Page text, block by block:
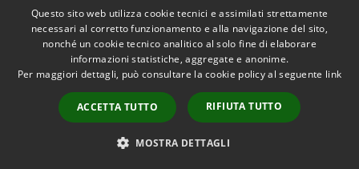
Accessibilità
Copyright © 2026 • Comune di
Santo Stefano di Cadore •
Powered byMunicipium
Accesso redazione
Questo sito web utilizza cookie tecnici e assimilati strettamente
necessari al corretto funzionamento e alla navigazione del sito,
nonché un cookie tecnico analitico al solo fine di elaborare
informazioni statistiche, aggregate e anonime.
Per maggiori dettagli, può consultare la cookie policy al seguente link
ACCETTA TUTTO RIFIUTA TUTTO
MOSTRA DETTAGLI